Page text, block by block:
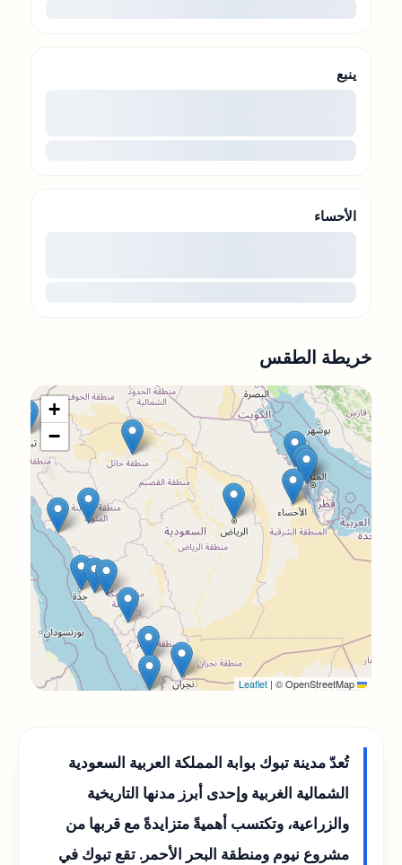
ينبع
الأحساء
خريطة الطقس
+
−
Leaflet
| © OpenStreetMap
تُعدّ مدينة تبوك بوابة المملكة العربية السعودية
الشمالية الغربية وإحدى أبرز مدنها التاريخية
والزراعية، وتكتسب أهميةً متزايدةً مع قربها من
مشروع نيوم ومنطقة البحر الأحمر. تقع تبوك في